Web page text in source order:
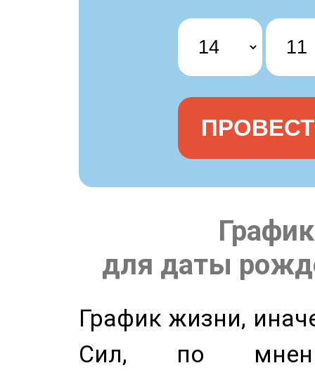
для даты
График жизни,
Сил, по